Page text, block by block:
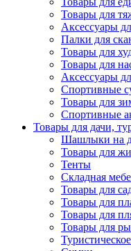
Товары для
Аксессуары
Палки для
Товары для
Товары для
Аксессуары
Спортивные
Товары для
Спортивные
Товары для дачи,
Шашлыки на
Товары для
Тенты
Складная
Товары для
Товары для
Товары для
Товары для